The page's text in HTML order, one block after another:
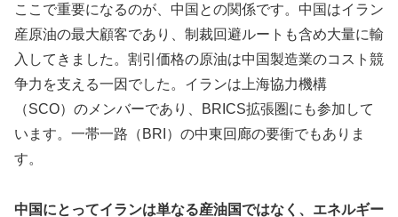
ここで重要になるのが、中国との関係です。中国はイラン
産原油の最大顧客であり、制裁回避ルートも含め大量に輸
入してきました。割引価格の原油は中国製造業のコスト競
争力を支える一因でした。イランは上海協力機構
（SCO）のメンバーであり、BRICS拡張圏にも参加して
います。一帯一路（BRI）の中東回廊の要衝でもありま
す。
中国にとってイランは単なる産油国ではなく、エネルギー